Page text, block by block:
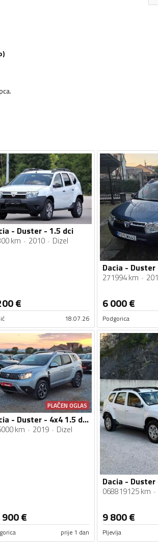
- Duster - 1.5 dci
km 2010 Dizel
€
18.07.26
Dacia -
271994 km
6 000€
Podgorica
PLAĆEN OGLAS
Dacia - Duster - 4x4 1.5 dci prestige
km 2019 Dizel
€
prije 1 dan
Dacia -
068819125 km
9 800€
Pljevlja